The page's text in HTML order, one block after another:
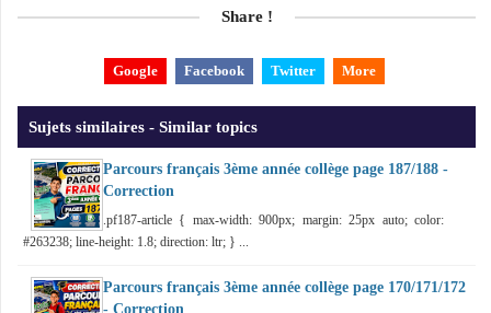
Share !
Google Facebook Twitter More
Sujets similaires - Similar topics
Parcours français 3ème année collège page 187/188 -
Correction
.pf187-article { max-width: 900px; margin: 25px auto; color:
#263238; line-height: 1.8; direction: ltr; } ...
Parcours français 3ème année collège page 170/171/172
- Correction